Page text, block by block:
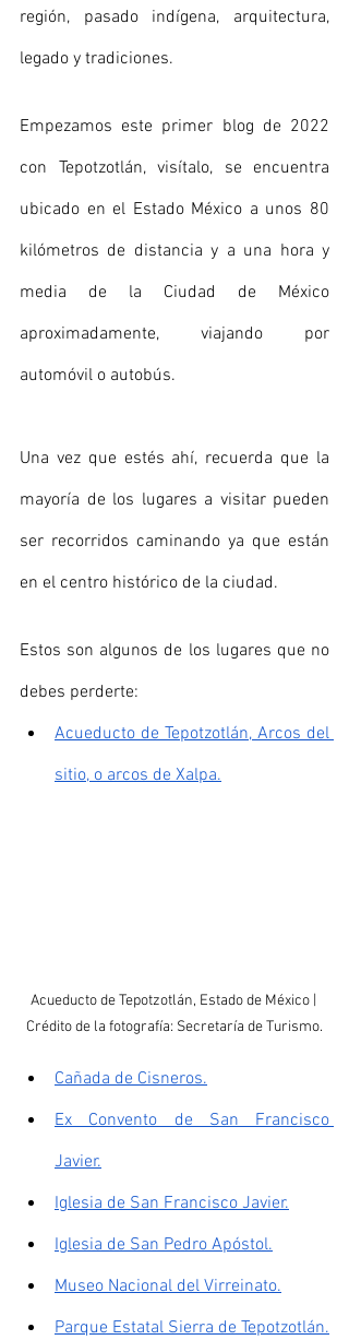
región, pasado indígena, arquitectura,
legado y tradiciones.
Empezamos este primer blog de 2022
con Tepotzotlán, visítalo, se encuentra
ubicado en el Estado México a unos 80
kilómetros de distancia y a una hora y
media de la Ciudad de México
aproximadamente, viajando por
automóvil o autobús.
Una vez que estés ahí, recuerda que la
mayoría de los lugares a visitar pueden
ser recorridos caminando ya que están
en el centro histórico de la ciudad.
Estos son algunos de los lugares que no
debes perderte:
Acueducto de Tepotzotlán, Arcos del
sitio, o arcos de Xalpa.
Acueducto de Tepotzotlán, Estado de México |
Crédito de la fotografía: Secretaría de Turismo.
Cañada de Cisneros.
Ex Convento de San Francisco
Javier.
Iglesia de San Francisco Javier.
Iglesia de San Pedro Apóstol.
Museo Nacional del Virreinato.
Parque Estatal Sierra de Tepotzotlán.